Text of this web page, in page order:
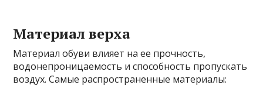
Материал верха
Материал обуви влияет на ее прочность,
водонепроницаемость и способность пропускать
воздух. Самые распространенные материалы: